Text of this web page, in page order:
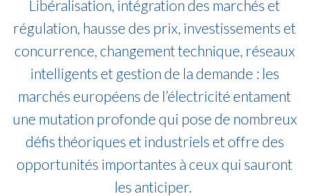
Libéralisation, intégration des marchés et
régulation, hausse des prix, investissements et
concurrence, changement technique, réseaux
intelligents et gestion de la demande : les
marchés européens de l’électricité entament
une mutation profonde qui pose de nombreux
défis théoriques et industriels et offre des
opportunités importantes à ceux qui sauront
les anticiper.